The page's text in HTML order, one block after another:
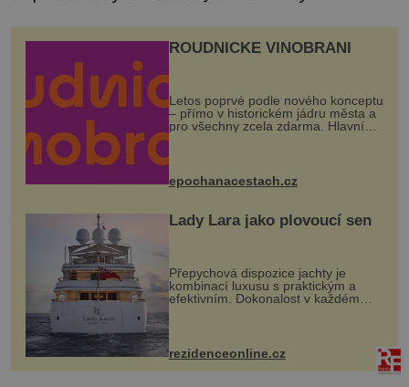
ROUDNICKÉ VINOBRANÍ
Letos poprvé podle nového konceptu
– přímo v historickém jádru města a
pro všechny zcela zdarma. Hlavní
program se odehraje na Karlově a
mohou těšit na víno, burčák, pes...
epochanacestach.cz
Lady Lara jako plovoucí sen
Přepychová dispozice jachty je
kombinací luxusu s praktickým a
efektivním. Dokonalost v každém
detailu představuje značka Fendi
Casa, kterou byly vybaveny její
paluby. Monacký přístav nabízí
každoročn...
rezidenceonline.cz